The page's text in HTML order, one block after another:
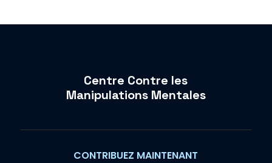
Centre Contre les
Manipulations Mentales
CONTRIBUEZ MAINTENANT